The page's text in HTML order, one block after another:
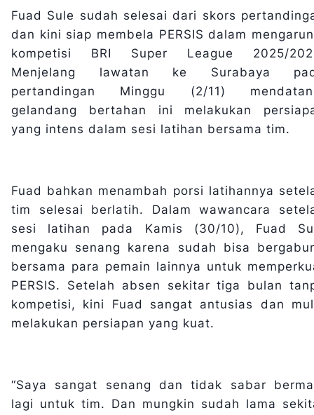
Fuad Sule sudah selesai dari skors
dan kini siap membela PERSIS dalam
kompetisi BRI Super League 2025/
Menjelang lawatan ke Surabaya
pertandingan Minggu (2/11)
gelandang bertahan ini melakukan
yang intens dalam sesi latihan bersama tim.
Fuad bahkan menambah porsi latihannya
tim selesai berlatih. Dalam wawancara
sesi latihan pada Kamis (30/10), Fuad
mengaku senang karena sudah bisa
bersama para pemain lainnya untuk
PERSIS. Setelah absen sekitar tiga bulan
kompetisi, kini Fuad sangat antusias dan
melakukan persiapan yang kuat.
“Saya sangat senang dan tidak sabar
lagi untuk tim. Dan mungkin sudah lama